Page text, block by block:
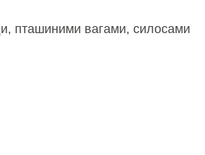
пташиними вагами, силосами